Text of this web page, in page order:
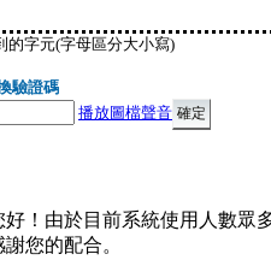
的字元(字母區分大小寫)
驗證碼
播放圖檔聲音
好！由於目前系統使用人數眾
您的配合。